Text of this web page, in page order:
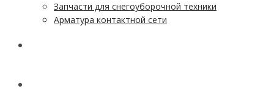
Запчасти для снегоуборочной техники
Арматура контактной сети